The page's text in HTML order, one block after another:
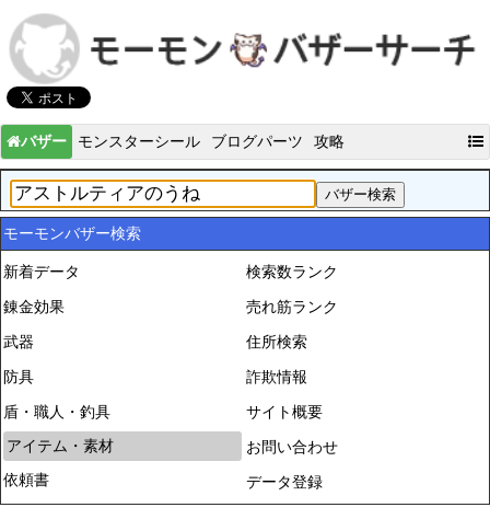
バザー モンスターシール ブログパーツ 攻略
モーモンバザー検索
新着データ
錬金効果
武器
防具
盾・職人・釣具
アイテム・素材
依頼書
検索数ランク
売れ筋ランク
住所検索
詐欺情報
サイト概要
お問い合わせ
データ登録